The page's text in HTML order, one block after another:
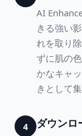
AI
きる強い
れを取り
ずに肌の
かなキャ
きとして
4 ダウンロ